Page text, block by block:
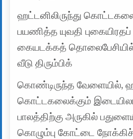
ஹட்டனிலிருந்து
பயணித்த யுவதி
கையடக்கத்
வீடு திரும்பிக்
கொண்டிருந்த வேளையில்,
கொட்டகலைக்கும்
பாலத்திற்கு அருகில்
கொழும்பு கோட்டை